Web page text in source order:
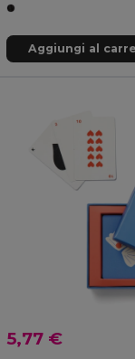
Aggiungi al
5,77 €